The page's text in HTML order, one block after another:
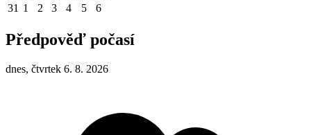
31 1 2 3 4 5 6
Předpověď počasí
dnes, čtvrtek 6. 8. 2026